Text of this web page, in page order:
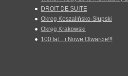
DROIT DE SUITE
Okreg Koszalińsko-Słupski
Okręg Krakowski
100 lat... i Nowe Otwarcie!!!